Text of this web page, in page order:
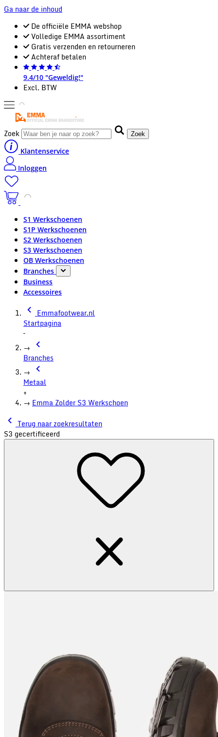
Ga naar de inhoud
De officiële EMMA webshop
Volledige EMMA assortiment
Gratis verzenden en retourneren
Achteraf betalen
9.4/10 "Geweldig!"
Excl. BTW
Zoek Zoek
Klantenservice
Inloggen
S1 Werkschoenen
S1P Werkschoenen
S2 Werkschoenen
S3 Werkschoenen
OB Werkschoenen
Branches
Business
Accessoires
Emmafootwear.nl
Startpagina
–
→
Branches
→
Metaal
+
→ Emma Zolder S3 Werkschoen
Terug naar zoekresultaten
S3 gecertificeerd